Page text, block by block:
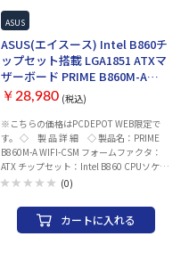
ちら デスクトップ用DDR5メモリー一覧は
こちら M.2 2280 NVMe対応SSD一覧はこ
ASUS
ASUS(エイスース) Intel B860チ
ップセット搭載 LGA1851 ATXマ
ザーボード PRIME B860M-A
WIFI-CSM
￥28,980 (税込)
※こちらの価格はPCDEPOT WEB限定で
す。 ◇ 製 品 詳 細 ◇ 製品名：PRIME
B860M-A WIFI-CSM フォームファクタ：
ATX チップセット：Intel B860 CPUソケッ
ト：LGA1851 メモリ ・規格：DDR5(最大
容量：256GB 拡張スロット ・PCI-
Express 5.0 x 16 スロット× 1 ・PCI-
Express 4.0 x 16 スロット× 1 (x4モード)
(0)
カートに入れる